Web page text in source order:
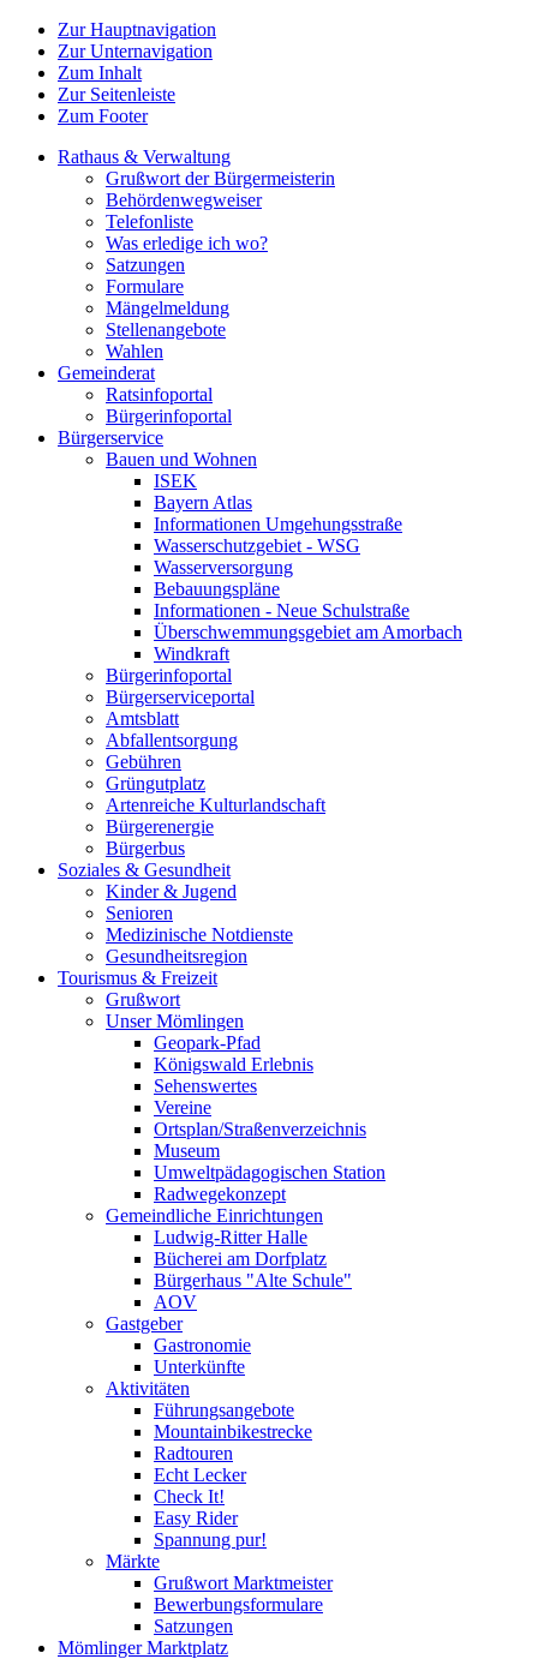
Zur Hauptnavigation
Zur Unternavigation
Zum Inhalt
Zur Seitenleiste
Zum Footer
Rathaus & Verwaltung
Grußwort der Bürgermeisterin
Behördenwegweiser
Telefonliste
Was erledige ich wo?
Satzungen
Formulare
Mängelmeldung
Stellenangebote
Wahlen
Gemeinderat
Ratsinfoportal
Bürgerinfoportal
Bürgerservice
Bauen und Wohnen
ISEK
Bayern Atlas
Informationen Umgehungsstraße
Wasserschutzgebiet - WSG
Wasserversorgung
Bebauungspläne
Informationen - Neue Schulstraße
Überschwemmungsgebiet am Amorbach
Windkraft
Bürgerinfoportal
Bürgerserviceportal
Amtsblatt
Abfallentsorgung
Gebühren
Grüngutplatz
Artenreiche Kulturlandschaft
Bürgerenergie
Bürgerbus
Soziales & Gesundheit
Kinder & Jugend
Senioren
Medizinische Notdienste
Gesundheitsregion
Tourismus & Freizeit
Grußwort
Unser Mömlingen
Geopark-Pfad
Königswald Erlebnis
Sehenswertes
Vereine
Ortsplan/Straßenverzeichnis
Museum
Umweltpädagogischen Station
Radwegekonzept
Gemeindliche Einrichtungen
Ludwig-Ritter Halle
Bücherei am Dorfplatz
Bürgerhaus "Alte Schule"
AOV
Gastgeber
Gastronomie
Unterkünfte
Aktivitäten
Führungsangebote
Mountainbikestrecke
Radtouren
Echt Lecker
Check It!
Easy Rider
Spannung pur!
Märkte
Grußwort Marktmeister
Bewerbungsformulare
Satzungen
Mömlinger Marktplatz